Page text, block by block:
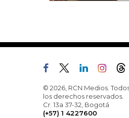
© 2026, RCN Medios.
los derechos reservados.
Cr. 13a 37-32, Bogotá
(+57) 1 4227600